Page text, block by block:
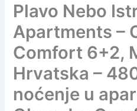
Plavo Nebo
Apartments –
Comfort 6+2,
Hrvatska –
noćenje u